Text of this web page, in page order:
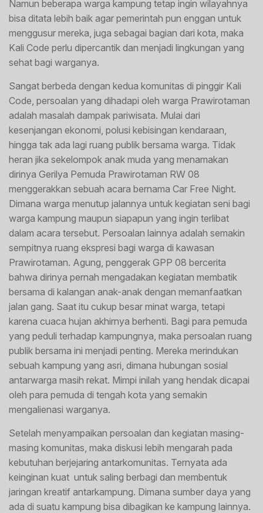
Namun beberapa warga kampung tetap ingin wilayahnya
bisa ditata lebih baik agar pemerintah pun enggan untuk
menggusur mereka, juga sebagai bagian dari kota, maka
Kali Code perlu dipercantik dan menjadi lingkungan yang
sehat bagi warganya.
Sangat berbeda dengan kedua komunitas di pinggir Kali
Code, persoalan yang dihadapi oleh warga Prawirotaman
adalah masalah dampak pariwisata. Mulai dari
kesenjangan ekonomi, polusi kebisingan kendaraan,
hingga tak ada lagi ruang publik bersama warga. Tidak
heran jika sekelompok anak muda yang menamakan
dirinya Gerilya Pemuda Prawirotaman RW 08
menggerakkan sebuah acara bernama Car Free Night.
Dimana warga menutup jalannya untuk kegiatan seni bagi
warga kampung maupun siapapun yang ingin terlibat
dalam acara tersebut. Persoalan lainnya adalah semakin
sempitnya ruang ekspresi bagi warga di kawasan
Prawirotaman. Agung, penggerak GPP 08 bercerita
bahwa dirinya pernah mengadakan kegiatan membatik
bersama di kalangan anak-anak dengan memanfaatkan
jalan gang. Saat itu cukup besar minat warga, tetapi
karena cuaca hujan akhirnya berhenti. Bagi para pemuda
yang peduli terhadap kampungnya, maka persoalan ruang
publik bersama ini menjadi penting. Mereka merindukan
sebuah kampung yang asri, dimana hubungan sosial
antarwarga masih rekat. Mimpi inilah yang hendak dicapai
oleh para pemuda di tengah kota yang semakin
mengalienasi warganya.
Setelah menyampaikan persoalan dan kegiatan masing-
masing komunitas, maka diskusi lebih mengarah pada
kebutuhan berjejaring antarkomunitas. Ternyata ada
keinginan kuat untuk saling berbagi dan membentuk
jaringan kreatif antarkampung. Dimana sumber daya yang
ada di suatu kampung bisa dibagikan ke kampung lainnya.